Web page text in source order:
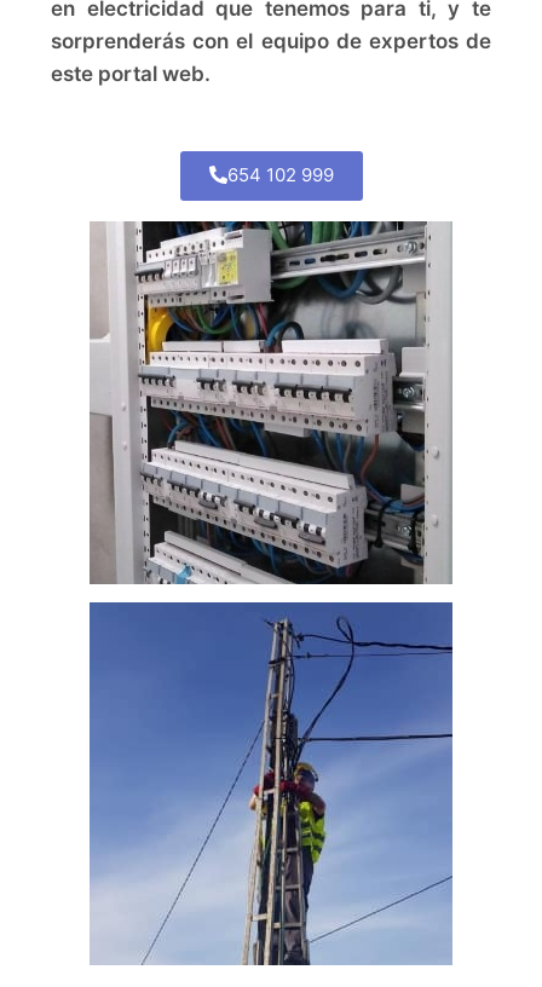
en electricidad que tenemos para ti, y te
sorprenderás con el equipo de expertos de
este portal web.
654 102 999